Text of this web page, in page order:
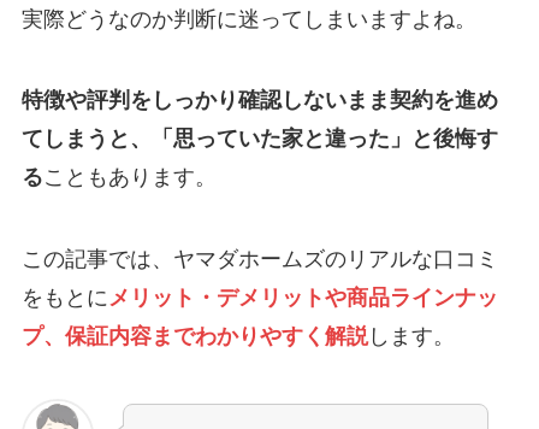
実際どうなのか判断に迷ってしまいますよね。
特徴や評判をしっかり確認しないまま契約を進め
てしまうと、「思っていた家と違った」と後悔す
ることもあります。
この記事では、ヤマダホームズのリアルな口コミ
をもとにメリット・デメリットや商品ラインナッ
プ、保証内容までわかりやすく解説します。